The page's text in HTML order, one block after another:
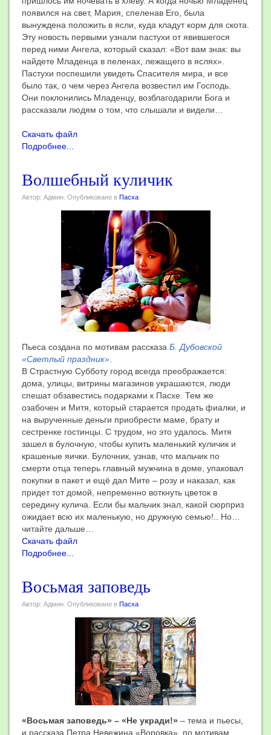
появился на свет, Мария, спеленав Его, была
вынуждена положить в ясли, куда кладут корм для скота.
Эту новость первыми узнали пастухи от явившегося
перед ними Ангела, который сказал: «Вот вам знак: вы
найдете Младенца в пеленах, лежащего в яслях».
Пастухи поспешили увидеть Спасителя мира, и все
было так, о чем через Ангела возвестил им Господь.
Они поклонились Младенцу, возблагодарили Бога и
рассказали людям о том, что слышали и видели…
Скачать файл
Подробнее...
Волшебный куличик
Автор: Админ. Опубликовано в Пасха
Пьеса создана по мотивам рассказа Б. Дубовской
«Светлый праздник»
В Страстную Субботу город всегда преображается:
дома, улицы, витрины магазинов украшаются, люди
спешат обзавестись подарками к Пасхе. Тем же
озабочен и Митя, который старается продать фиалки, и
на вырученные деньги приобрести маме, брату и
сестренке гостинцы. С трудом, но это удалось. Митя
зашел в булочную, чтобы купить маленький куличик и
крашеные яички. Булочник, узнав, что мальчик по
смерти отца теперь главный мужчина в доме, упаковал
покупки в пакет и ещё дал Мите – розу и наказал, как
придет тот домой, непременно воткнуть цветок в
середину кулича. Если бы мальчик знал, какой сюрприз
ожидает всю их маленькую, но дружную семью!.. Но…
читайте дальше…
Скачать файл
Подробнее...
Восьмая заповедь
Автор: Админ. Опубликовано в Пасха
«Восьмая заповедь» – «Не укради!» – тема и пьесы,
и рассказа Петра Невежина «Воровка», по мотивам